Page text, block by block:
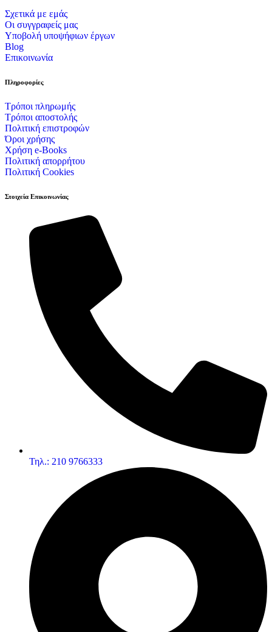
Σχετικά με εμάς
Οι συγγραφείς μας
Υποβολή υποψήφιων έργων
Blog
Επικοινωνία
Πληροφορίες
Τρόποι πληρωμής
Τρόποι αποστολής
Πολιτική επιστροφών
Όροι χρήσης
Χρήση e-Books
Πολιτική απορρήτου
Πολιτική Cookies
Στοιχεία Επικοινωνίας
Τηλ.: 210 9766333